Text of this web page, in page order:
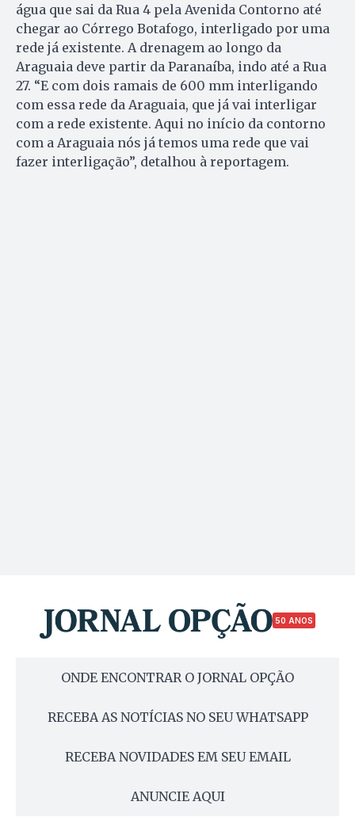
água que sai da Rua 4 pela Avenida Contorno até
chegar ao Córrego Botafogo, interligado por uma
rede já existente. A drenagem ao longo da
Araguaia deve partir da Paranaíba, indo até a Rua
27. “E com dois ramais de 600 mm interligando
com essa rede da Araguaia, que já vai interligar
com a rede existente. Aqui no início da contorno
com a Araguaia nós já temos uma rede que vai
fazer interligação”, detalhou à reportagem.
50 ANOS
ONDE ENCONTRAR O JORNAL OPÇÃO
RECEBA AS NOTÍCIAS NO SEU WHATSAPP
RECEBA NOVIDADES EM SEU EMAIL
ANUNCIE AQUI